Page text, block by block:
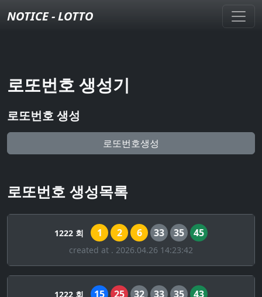
NOTICE - LOTTO
로또번호 생성기
로또번호 생성
로또번호생성
로또번호 생성목록
1222 회 1 2 6 33 35 45
created at . 2026.04.26 14:23:42
1222 회 15 25 32 33 35 43